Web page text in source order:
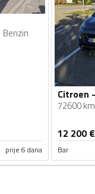
Benzin
prije 6 dana
72600 km
12 200€
Bar